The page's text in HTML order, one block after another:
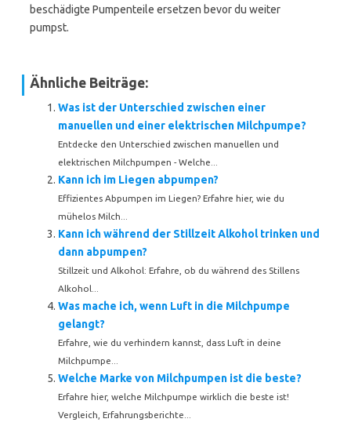
beschädigte Pumpenteile ersetzen bevor du weiter
pumpst.
Ähnliche Beiträge:
Was ist der Unterschied zwischen einer
manuellen und einer elektrischen Milchpumpe?
Entdecke den Unterschied zwischen manuellen und
elektrischen Milchpumpen - Welche...
Kann ich im Liegen abpumpen?
Effizientes Abpumpen im Liegen? Erfahre hier, wie du
mühelos Milch...
Kann ich während der Stillzeit Alkohol trinken und
dann abpumpen?
Stillzeit und Alkohol: Erfahre, ob du während des Stillens
Alkohol...
Was mache ich, wenn Luft in die Milchpumpe
gelangt?
Erfahre, wie du verhindern kannst, dass Luft in deine
Milchpumpe...
Welche Marke von Milchpumpen ist die beste?
Erfahre hier, welche Milchpumpe wirklich die beste ist!
Vergleich, Erfahrungsberichte...